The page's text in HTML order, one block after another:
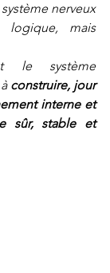
nerveux
mais
le système
construire, jour
interne et
sûr, stable et